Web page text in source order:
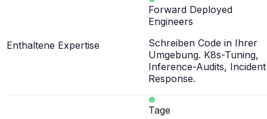
Enthaltene Expertise
Forward Deployed
Engineers
Schreiben Code in Ihrer
Umgebung. K8s-Tuning,
Inference-Audits, Incident
Response.
Tage